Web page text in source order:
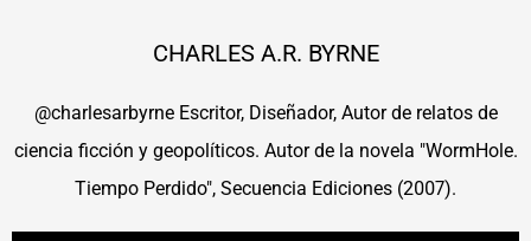
CHARLES A.R. BYRNE
@charlesarbyrne Escritor, Diseñador, Autor de relatos de
ciencia ficción y geopolíticos. Autor de la novela "WormHole.
Tiempo Perdido", Secuencia Ediciones (2007).